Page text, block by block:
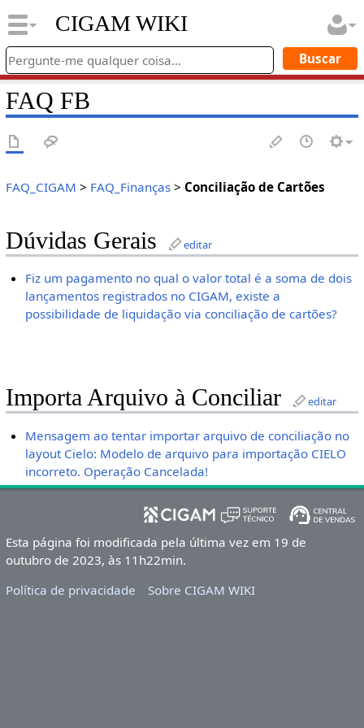
CIGAM WIKI
FAQ FB
FAQ_CIGAM > FAQ_Finanças> Conciliação de Cartões
Dúvidas Gerais editar
Fiz um pagamento no qual o valor total é a soma de dois
lançamentos registrados no CIGAM, existe a
possibilidade de liquidação via conciliação de cartões?
Importa Arquivo à Conciliar editar
Mensagem ao tentar importar arquivo de conciliação no
layout Cielo: Modelo de arquivo para importação CIELO
incorreto. Operação Cancelada!
Esta página foi modificada pela última vez em 19 de
outubro de 2023, às 11h22min.
Política de privacidade
Sobre CIGAM WIKI